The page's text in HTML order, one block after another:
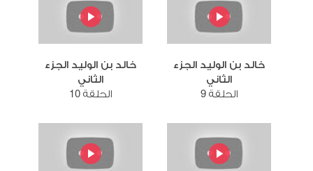
خالد بن الوليد الجزء
الثاني
الحلقة 9
خالد بن الوليد الجزء
الثاني
الحلقة 10